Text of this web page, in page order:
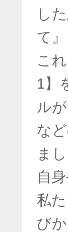
し
て
こ
1】
ル
な
まし
自
私
び